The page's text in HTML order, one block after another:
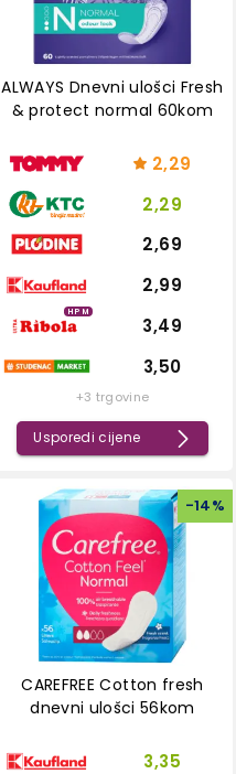
ALWAYS Dnevni ulošci Fresh
& protect normal 60kom
2,29
2,29
2,69
2,99
HPM
3,49
3,50
+3 trgovine
Usporedi cijene
-14%
CAREFREE Cotton fresh
dnevni ulošci 56kom
3,35